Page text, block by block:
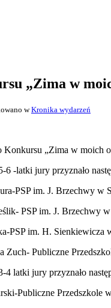
„Zima w
wKronika wydarzeń
„Zima w moich
-latki jury przyznało
PSP im. J. Brzechwy w
PSP im. J. Brzechwy w
PSP im. H. Sienkiewicza
Zuch- Publiczne
latki jury przyznało
Publiczne Przedszkole